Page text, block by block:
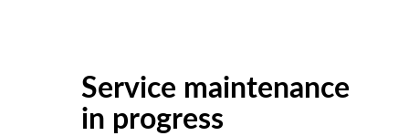
Service maintenance
in progress